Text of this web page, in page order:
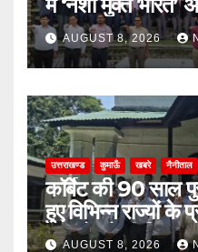
ड्रग शपथ
AUGUST 8, 2026
उत्तराखण्ड कुमाऊँ खबरे नैनीताल
कॉर्बेट की 90 साल
हुए विभिन्न राज्यों के
उत्पादों को भी दिया
AUGUST 8, 2026